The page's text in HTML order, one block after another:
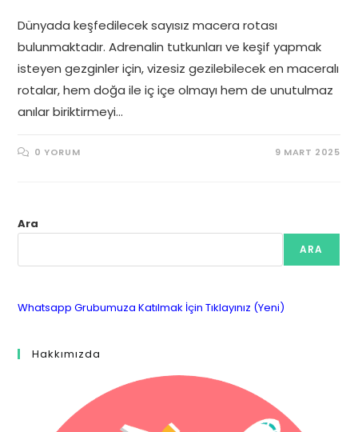
Dünyada keşfedilecek sayısız macera rotası
bulunmaktadır. Adrenalin tutkunları ve keşif yapmak
isteyen gezginler için, vizesiz gezilebilecek en maceralı
rotalar, hem doğa ile iç içe olmayı hem de unutulmaz
anılar biriktirmeyi…
0 YORUM 9 MART 2025
Ara
ARA
Whatsapp Grubumuza Katılmak İçin Tıklayınız (Yeni)
Hakkımızda